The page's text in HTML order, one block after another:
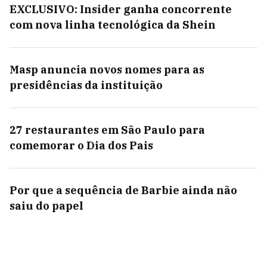
EXCLUSIVO: Insider ganha concorrente
com nova linha tecnológica da Shein
Masp anuncia novos nomes para as
presidências da instituição
27 restaurantes em São Paulo para
comemorar o Dia dos Pais
Por que a sequência de Barbie ainda não
saiu do papel